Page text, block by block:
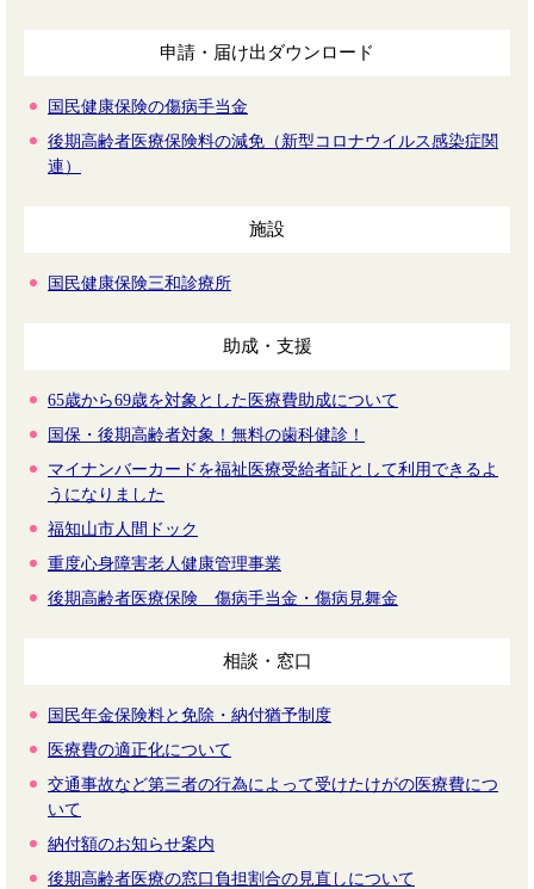
申請・届け出ダウンロード
国民健康保険の傷病手当金
後期高齢者医療保険料の減免（新型コロナウイルス感染症関
連）
施設
国民健康保険三和診療所
助成・支援
65歳から69歳を対象とした医療費助成について
国保・後期高齢者対象！無料の歯科健診！
マイナンバーカードを福祉医療受給者証として利用できるよ
うになりました
福知山市人間ドック
重度心身障害老人健康管理事業
後期高齢者医療保険 傷病手当金・傷病見舞金
相談・窓口
国民年金保険料と免除・納付猶予制度
医療費の適正化について
交通事故など第三者の行為によって受けたけがの医療費につ
いて
納付額のお知らせ案内
後期高齢者医療の窓口負担割合の見直しについて